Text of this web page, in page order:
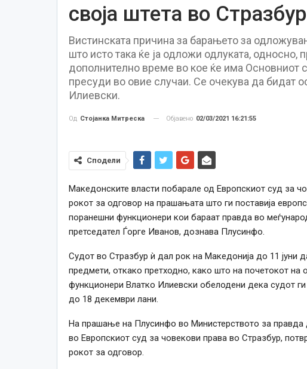
своја штета во Стразбур
Вистинската причина за барањето за
што исто така ќе ја одложи одлуката,
дополнително време во кое ќе има Основниот
пресуди во овие случаи. Се очекува да бидат
Илиевски.
Од Стојанка Митреска Објавено 02/03/2021 16:21:55
Сподели
Македонските власти побарале од Европскиот суд за
рокот за одговор на прашањата што ги поставија
поранешни функционери кои бараат правда во
претседател Ѓорге Иванов, дознава Плусинфо.
Судот во Стразбур ѝ дал рок на Македонија до 11 јуни
предмети, откако претходно, како што на почетокот на
функционери Влатко Илиевски обелодени дека судот
до 18 декември лани.
На прашање на Плусинфо во Министерството за
во Европскиот суд за човекови права во Стразбур,
рокот за одговор.